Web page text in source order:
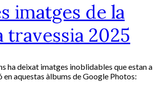
imatges de la
travessia 2025
ha deixat imatges inoblidables que estan a
aquestas àlbums de Google Photos: